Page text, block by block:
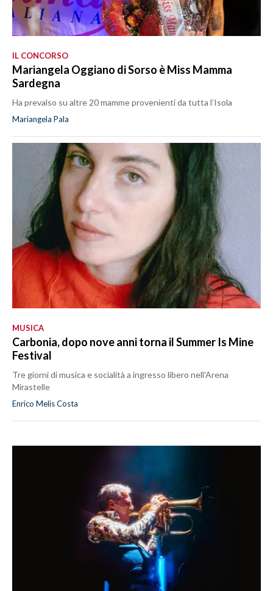
IL CONCORSO
Mariangela Oggiano di Sorso è Miss Mamma
Sardegna
Ha prevalso su altre 20 mamme provenienti da tutta l’Isola
Mariangela Pala
MUSICA
Carbonia, dopo nove anni torna il Summer Is Mine
Festival
Tre giorni di musica e socialità a ingresso libero nell'Arena
Mirastelle
Enrico Melis Costa